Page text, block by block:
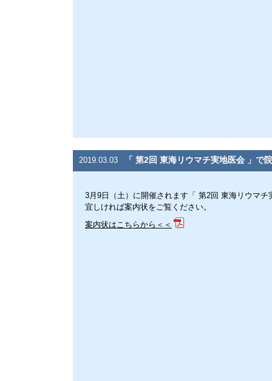
2019.03.03 「 第2回 東海リウマチ実地医会 」で
3月9日（土）に開催されます「 第2回 東海リウマ
宜しければ案内状をご覧ください。
案内状はこちらから＜＜